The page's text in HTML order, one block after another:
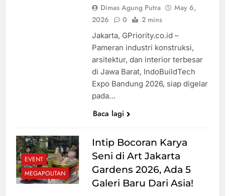
Dimas Agung Putra
May 6,
2026
0 2 mins
Jakarta, GPriority.co.id –
Pameran industri konstruksi,
arsitektur, dan interior terbesar
di Jawa Barat, IndoBuildTech
Expo Bandung 2026, siap digelar
pada…
Baca lagi
EVENT
MEGAPOLITAN
Intip Bocoran Karya
Seni di Art Jakarta
Gardens 2026, Ada 5
Galeri Baru Dari Asia!